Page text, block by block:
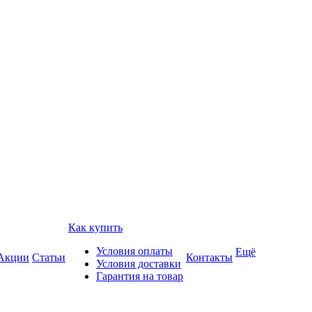
Статьи
Как купить
Условия оплаты
Условия доставки
Гарантия на товар
Контакты Ещё